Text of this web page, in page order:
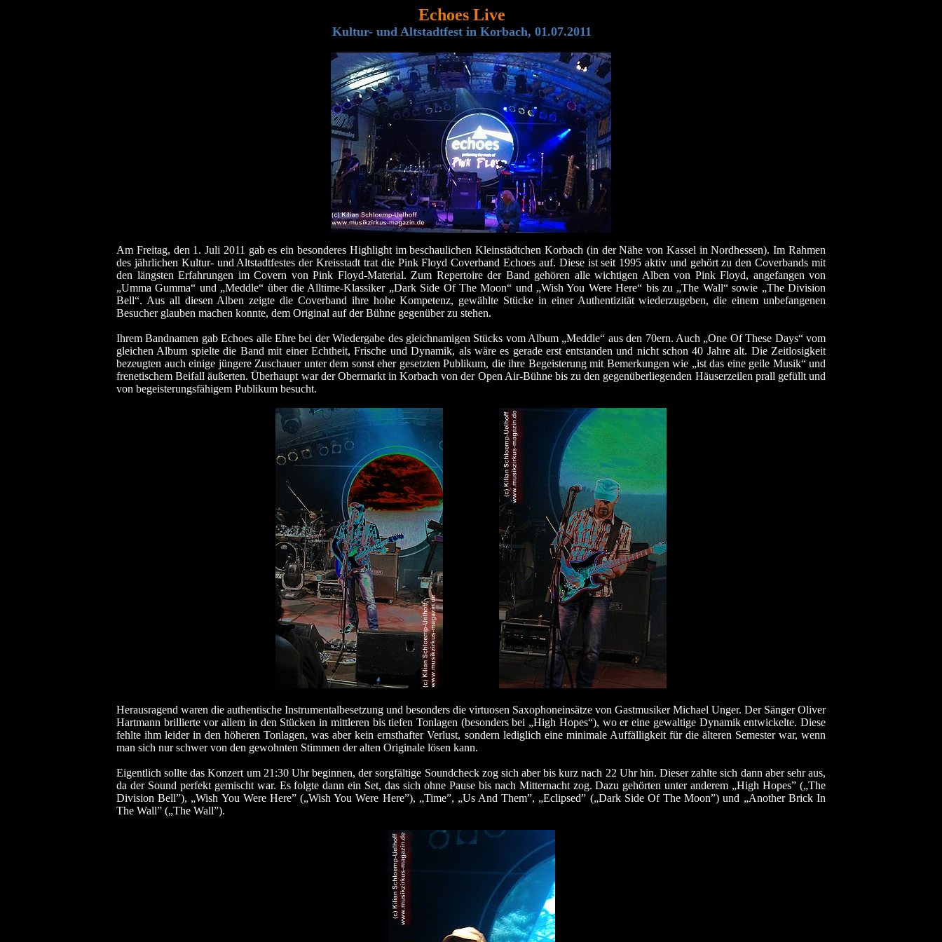
Echoes Live
Kultur- und Altstadtfest in Korbach, 01.07.2011
Am Freitag, den 1. Juli 2011 gab es ein besonderes Highlight im beschaulichen Kleinstädtchen Korbach (in der Nähe von Kassel in Nordhessen). Im Rahmen
des jährlichen Kultur- und Altstadtfestes der Kreisstadt trat die Pink Floyd Coverband Echoes auf. Diese ist seit 1995 aktiv und gehört zu den Coverbands mit
den längsten Erfahrungen im Covern von Pink Floyd-Material. Zum Repertoire der Band gehören alle wichtigen Alben von Pink Floyd, angefangen von
„Umma Gumma“ und „Meddle“ über die Alltime-Klassiker „Dark Side Of The Moon“ und „Wish You Were Here“ bis zu „The Wall“ sowie „The Division
Bell“. Aus all diesen Alben zeigte die Coverband ihre hohe Kompetenz, gewählte Stücke in einer Authentizität wiederzugeben, die einem unbefangenen
Besucher glauben machen konnte, dem Original auf der Bühne gegenüber zu stehen.
Ihrem Bandnamen gab Echoes alle Ehre bei der Wiedergabe des gleichnamigen Stücks vom Album „Meddle“ aus den 70ern. Auch „One Of These Days“ vom
gleichen Album spielte die Band mit einer Echtheit, Frische und Dynamik, als wäre es gerade erst entstanden und nicht schon 40 Jahre alt. Die Zeitlosigkeit
bezeugten auch einige jüngere Zuschauer unter dem sonst eher gesetzten Publikum, die ihre Begeisterung mit Bemerkungen wie „ist das eine geile Musik“ und
frenetischem Beifall äußerten. Überhaupt war der Obermarkt in Korbach von der Open Air-Bühne bis zu den gegenüberliegenden Häuserzeilen prall gefüllt und
von begeisterungsfähigem Publikum besucht.
Herausragend waren die authentische Instrumentalbesetzung und besonders die virtuosen Saxophoneinsätze von Gastmusiker Michael Unger. Der Sänger Oliver
Hartmann brillierte vor allem in den Stücken in mittleren bis tiefen Tonlagen (besonders bei „High Hopes“), wo er eine gewaltige Dynamik entwickelte. Diese
fehlte ihm leider in den höheren Tonlagen, was aber kein ernsthafter Verlust, sondern lediglich eine minimale Auffälligkeit für die älteren Semester war, wenn
man sich nur schwer von den gewohnten Stimmen der alten Originale lösen kann.
Eigentlich sollte das Konzert um 21:30 Uhr beginnen, der sorgfältige Soundcheck zog sich aber bis kurz nach 22 Uhr hin. Dieser zahlte sich dann aber sehr aus,
da der Sound perfekt gemischt war. Es folgte dann ein Set, das sich ohne Pause bis nach Mitternacht zog.Dazu gehörten unter anderem „High Hopes” („The
Division Bell”), „Wish You Were Here” („Wish You Were Here”), „Time”, „Us And Them”, „Eclipsed” („Dark Side Of The Moon”) und „Another Brick In
The Wall” („The Wall”).